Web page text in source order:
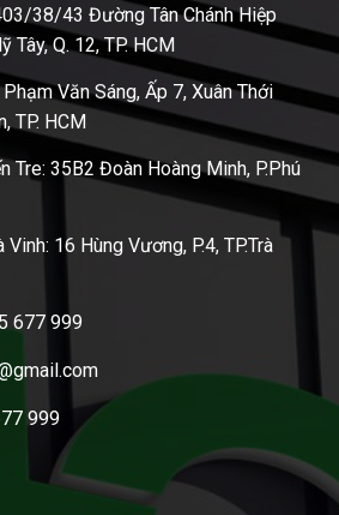
38/43 Đường Tân Chánh Hiệp
Tây, Q. 12, TP. HCM
Văn Sáng, Ấp 7, Xuân Thới
TP. HCM
Tre: 35B2 Đoàn Hoàng Minh, P.Phú
16 Hùng Vương, P.4, TP.Trà
677 999
999